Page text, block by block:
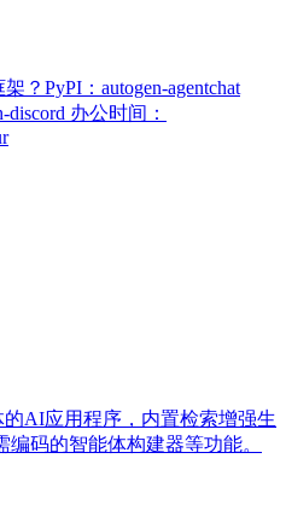
？PyPI：autogen-agentchat
discord 办公时间：
AI应用程序，内置检索增强生
码的智能体构建器等功能。